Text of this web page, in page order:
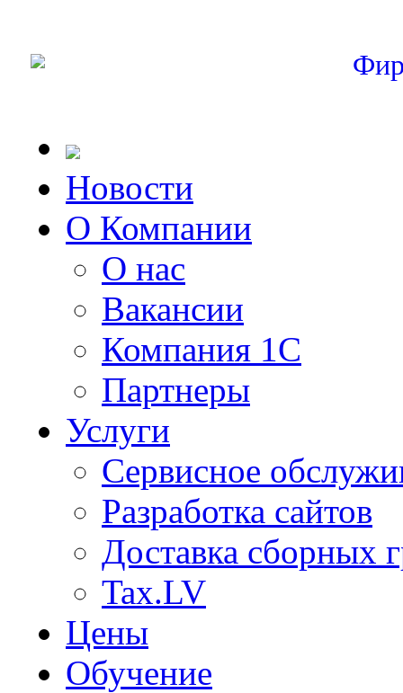
Новости
О Компании
О нас
Вакансии
Компания 1С
Партнеры
Услуги
Сервисное
Разработка сайтов
Доставка сборных
Tax.LV
Цены
Обучение